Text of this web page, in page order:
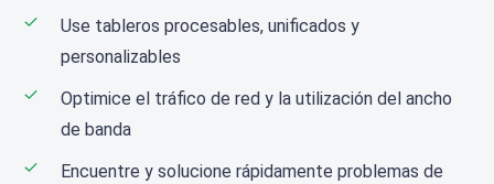
Use tableros procesables, unificados y
personalizables
Optimice el tráfico de red y la utilización del ancho
de banda
Encuentre y solucione rápidamente problemas de